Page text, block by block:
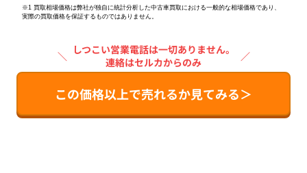
※1 買取相場価格は弊社が独自に統計分析した中古車買取における一般的な相場価格であり、
実際の買取価格を保証するものではありません。
＼ しつこい営業電話は一切ありません。
連絡はセルカからのみ
／
この価格以上で売れるか見てみる＞